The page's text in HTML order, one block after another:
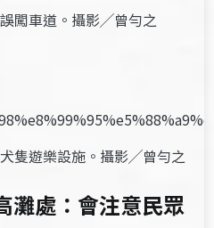
闖車道。攝影╱曾勻之
隻遊樂設施。攝影╱曾勻之
灘處：會注意民眾